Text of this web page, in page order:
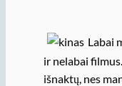
Labai
ir nelabai
išnaktų, nes